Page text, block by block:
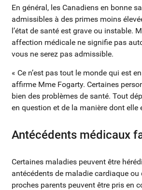
En général, les Canadiens en bonne
admissibles à des primes moins
l’état de santé est grave ou instable.
affection médicale ne signifie pas
vous ne serez pas admissible.
« Ce n’est pas tout le monde qui est
affirme Mme Fogarty. Certaines
bien des problèmes de santé. Tout
en question et de la manière dont elle
Antécédents médicaux
Certaines maladies peuvent être
antécédents de maladie cardiaque ou
proches parents peuvent être pris en